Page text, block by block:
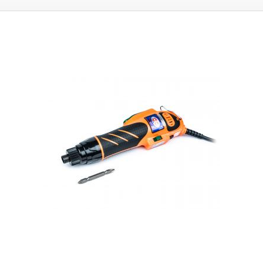
součástí balení. Balancér vám při práci odlehčí zátěž na ruce a záda.
netěsnosti víčka, těsnost uzavřené láhve zajištuje podtlak vytvořený
následným zavařováním, nebo manuálním či strojovým vakuováním.